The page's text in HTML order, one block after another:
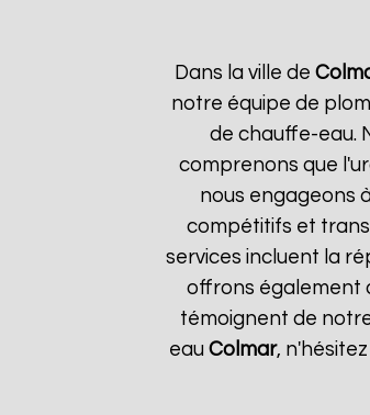
Dans la ville de
notre équipe de
de chauffe-eau.
comprenons que
nous engageons
compétitifs et
services incluent la
offrons également
témoignent de
eau Colmar,